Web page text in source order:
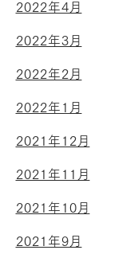
2022年4月
2022年3月
2022年2月
2022年1月
2021年12月
2021年11月
2021年10月
2021年9月